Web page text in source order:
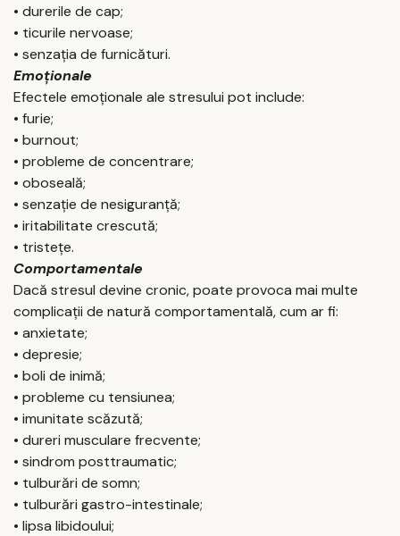
• durerile de cap;
• ticurile nervoase;
• senzația de furnicături.
Emoționale
Efectele emoționale ale stresului pot include:
• furie;
• burnout;
• probleme de concentrare;
• oboseală;
• senzație de nesiguranță;
• iritabilitate crescută;
• tristețe.
Comportamentale
Dacă stresul devine cronic, poate provoca mai multe
complicații de natură comportamentală, cum ar fi:
• anxietate;
• depresie;
• boli de inimă;
• probleme cu tensiunea;
• imunitate scăzută;
• dureri musculare frecvente;
• sindrom posttraumatic;
• tulburări de somn;
• tulburări gastro-intestinale;
• lipsa libidoului;